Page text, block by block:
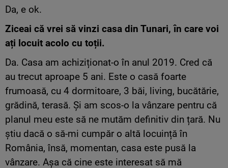
Da, e ok.
Ziceai că vrei să vinzi casa din Tunari, în care voi
ați locuit acolo cu toții.
Da. Casa am achiziționat-o în anul 2019. Cred că
au trecut aproape 5 ani. Este o casă foarte
frumoasă, cu 4 dormitoare, 3 băi, living, bucătărie,
grădină, terasă. Și am scos-o la vânzare pentru că
planul meu este să ne mutăm definitiv din țară. Nu
știu dacă o să-mi cumpăr o altă locuință în
România, însă, momentan, casa este pusă la
vânzare. Așa că cine este interesat să mă